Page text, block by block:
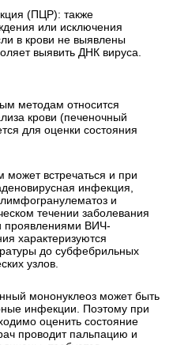
(ПЦР): также
или исключения
в крови не выявлены
выявить ДНК вируса.
методам относится
крови (печеночный
для оценки состояния
встречаться и при
инфекция,
и
течении заболевания
проявлениями ВИЧ-
характеризуются
до субфебрильных
узлов.
мононуклеоз может быть
инфекции. Поэтому при
оценить состояние
проводит пальпацию и